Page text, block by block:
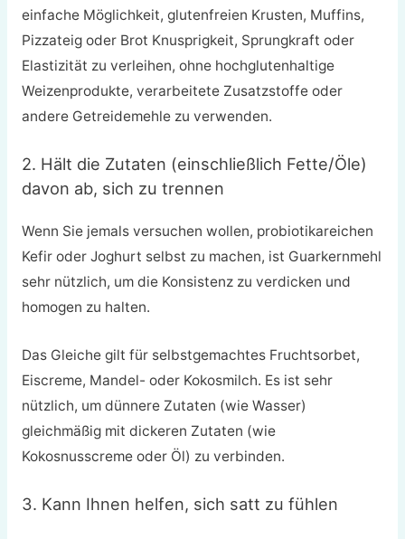
einfache Möglichkeit, glutenfreien Krusten, Muffins,
Pizzateig oder Brot Knusprigkeit, Sprungkraft oder
Elastizität zu verleihen, ohne hochglutenhaltige
Weizenprodukte, verarbeitete Zusatzstoffe oder
andere Getreidemehle zu verwenden.
2. Hält die Zutaten (einschließlich Fette/Öle)
davon ab, sich zu trennen
Wenn Sie jemals versuchen wollen, probiotikareichen
Kefir oder Joghurt selbst zu machen, ist Guarkernmehl
sehr nützlich, um die Konsistenz zu verdicken und
homogen zu halten.
Das Gleiche gilt für selbstgemachtes Fruchtsorbet,
Eiscreme, Mandel- oder Kokosmilch. Es ist sehr
nützlich, um dünnere Zutaten (wie Wasser)
gleichmäßig mit dickeren Zutaten (wie
Kokosnusscreme oder Öl) zu verbinden.
3. Kann Ihnen helfen, sich satt zu fühlen